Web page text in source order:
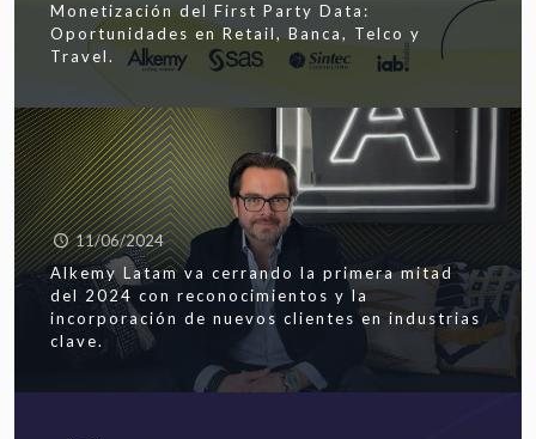
Monetización del First Party Data:
Oportunidades en Retail, Banca, Telco y
Travel.
11/06/2024
Alkemy Latam va cerrando la primera mitad
del 2024 con reconocimientos y la
incorporación de nuevos clientes en industrias
clave.